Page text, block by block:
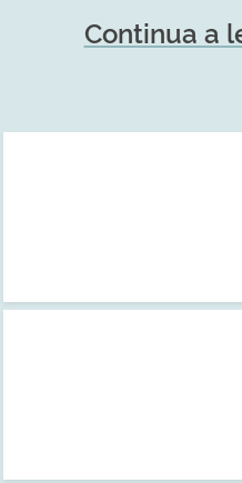
Continua a